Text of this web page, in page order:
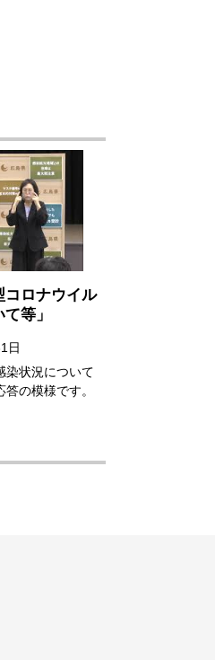
コロナウイル
等」
日
染状況について
の模様です。